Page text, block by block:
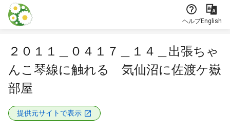
本文に飛ぶ
ヘルプEnglish
２０１１＿０４１７＿１４＿出張ちゃ
んこ琴線に触れる 気仙沼に佐渡ケ嶽
部屋
提供元サイトで表示